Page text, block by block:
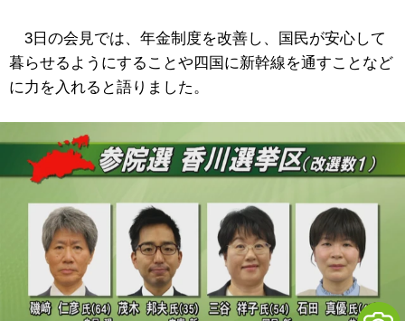
3日の会見では、年金制度を改善し、国民が安心して
暮らせるようにすることや四国に新幹線を通すことなど
に力を入れると語りました。